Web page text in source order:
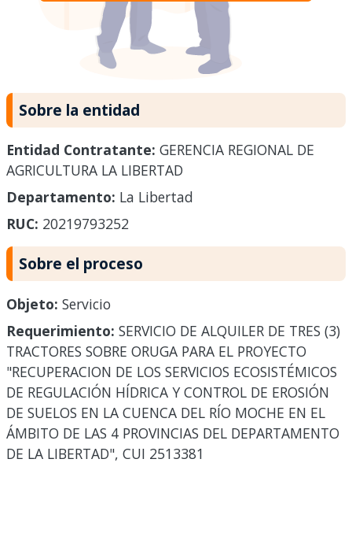
Sobre la entidad
Entidad Contratante: GERENCIA REGIONAL DE
AGRICULTURA LA LIBERTAD
Departamento: La Libertad
RUC: 20219793252
Sobre el proceso
Objeto: Servicio
Requerimiento: SERVICIO DE ALQUILER DE TRES (3)
TRACTORES SOBRE ORUGA PARA EL PROYECTO
"RECUPERACION DE LOS SERVICIOS ECOSISTÉMICOS
DE REGULACIÓN HÍDRICA Y CONTROL DE EROSIÓN
DE SUELOS EN LA CUENCA DEL RÍO MOCHE EN EL
ÁMBITO DE LAS 4 PROVINCIAS DEL DEPARTAMENTO
DE LA LIBERTAD", CUI 2513381